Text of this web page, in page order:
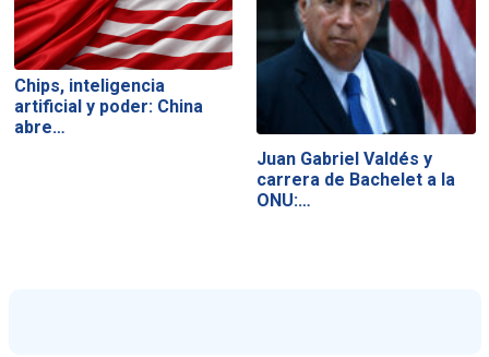
Chips, inteligencia
artificial y poder: China
abre…
Juan Gabriel Valdés y
carrera de Bachelet a la
ONU:…